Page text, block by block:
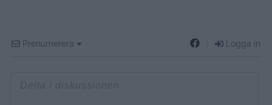
Prenumerera Logga in